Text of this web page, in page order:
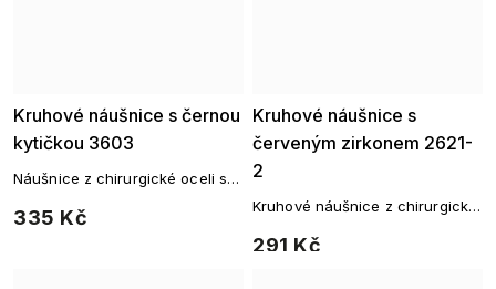
Kruhové náušnice s černou
kytičkou 3603
335 Kč
Náušnice z chirurgické oceli s
Kruhové náušnice s
červeným zirkonem 2621-
2
291 Kč
Kruhové náušnice z chirurgické
červeným zirkonem